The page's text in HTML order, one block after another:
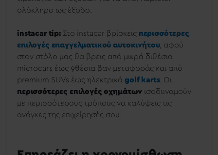
ολόκληρο ως έξοδο.
instacar tip: Στο instacar βρίσκεις περισσότερες
επιλογές επαγγελματικού αυτοκινήτου, αφού
στον στόλο μας θα βρεις από μικρά διθέσια
microcars έως 9θέσια βαν μεταφοράς και από
premium SUVs έως ηλεκτρικά golf karts. Οι
περισσότερες επιλογές οχημάτων ισοδυναμούν
με περισσότερους τρόπους να καλύψεις τις
ανάγκες της επιχείρησής σου.